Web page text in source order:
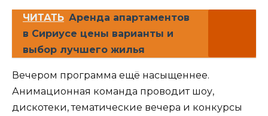
ЧИТАТЬ Аренда апартаментов
в Сириусе цены варианты и
выбор лучшего жилья
Вечером программа ещё насыщеннее.
Анимационная команда проводит шоу,
дискотеки, тематические вечера и конкурсы